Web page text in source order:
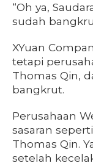
“Oh ya,
sudah
XYuan
tetapi
Thomas Qin,
bangkrut.
Perusahaan
sasaran
Thomas Qin.
setelah